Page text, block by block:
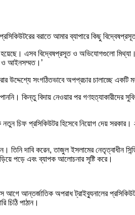
বরাতে আমার ব্যাপারে কিছু
হয়েছে। এসব বিদ্বেষপ্রসূত ও অভিযোগগুলো
ও আইনসম্মত।’
উদ্দেশ্যে সংগঠিতভাবে অপপ্রচার চালাচ্ছে
কিন্তু বিদায় নেওয়ার পর গণহত্যাকারীদের
চিফ প্রসিকিউটর হিসেবে নিয়োগ দেয়
দাবি করেন, তাজুল ইসলামের নেতৃত্বাধীন
পড়ে এবং ব্যাপক আলোচনার সৃষ্টি করে।
আগে আন্তর্জাতিক অপরাধ ট্রাইব্যুনালের
পাঠান।